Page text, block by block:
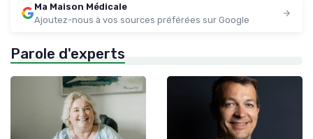
Ma Maison Médicale
Ajoutez-nous à vos sources préférées sur Google
Parole d'experts